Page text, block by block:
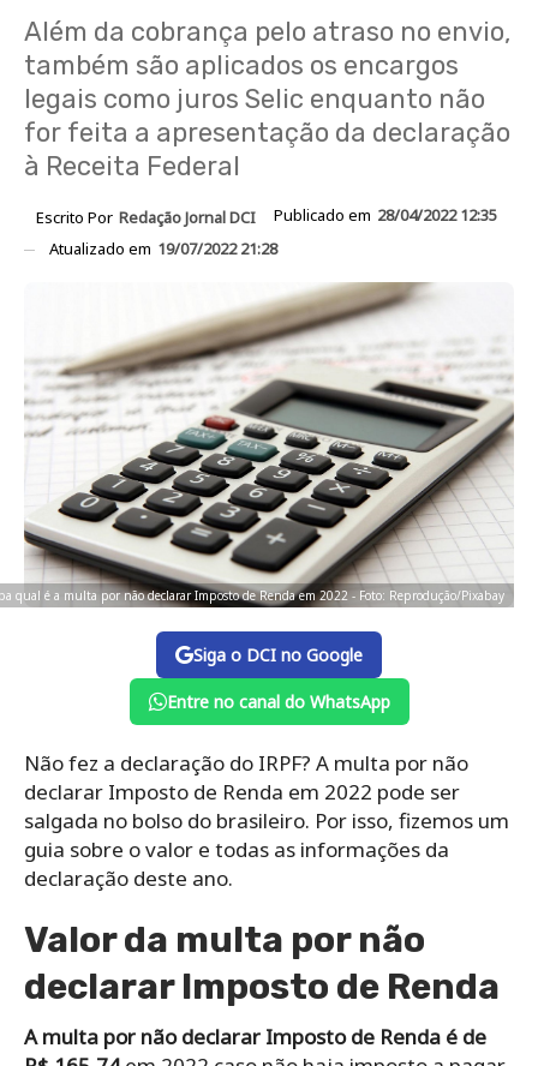
Além da cobrança pelo atraso no envio,
também são aplicados os encargos
legais como juros Selic enquanto não
for feita a apresentação da declaração
à Receita Federal
Escrito Por Redação Jornal DCI Publicado em 28/04/2022 12:35
Atualizado em 19/07/2022 21:28
qual é a multa por não declarar Imposto de Renda em 2022 - Foto: Reprodução/Pixabay
Siga o DCI no Google
Entre no canal do WhatsApp
Não fez a declaração do IRPF? A multa por não
declarar Imposto de Renda em 2022 pode ser
salgada no bolso do brasileiro. Por isso, fizemos um
guia sobre o valor e todas as informações da
declaração deste ano.
Valor da multa por não
declarar Imposto de Renda
A multa por não declarar Imposto de Renda é de